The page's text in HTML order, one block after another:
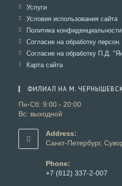
вкладке
УслугиОткроется
в
вкладке
Условия использования сайта
в
Политика
Согласие на обработку
Согласие на обработку П.Д.
Карта сайтаОткроется
вкладке
ФИЛИАЛ НА М.
Пн-Сб: 9:00 - 20:00
Вс: выходной
Address:
Санкт-Петербург,
Phone:
+7 (812) 337-2-007